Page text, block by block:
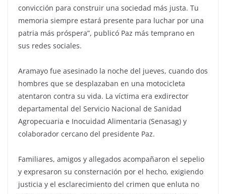
convicción para construir una sociedad más justa. Tu
memoria siempre estará presente para luchar por una
patria más próspera”, publicó Paz más temprano en
sus redes sociales.
Aramayo fue asesinado la noche del jueves, cuando dos
hombres que se desplazaban en una motocicleta
atentaron contra su vida. La víctima era exdirector
departamental del Servicio Nacional de Sanidad
Agropecuaria e Inocuidad Alimentaria (Senasag) y
colaborador cercano del presidente Paz.
Familiares, amigos y allegados acompañaron el sepelio
y expresaron su consternación por el hecho, exigiendo
justicia y el esclarecimiento del crimen que enluta no